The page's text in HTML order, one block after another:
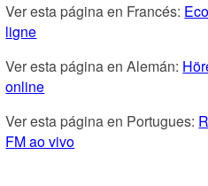
Ver esta página en Francés:
ligne
Ver esta página en Alemán:
online
Ver esta página en Portugues:
FM ao vivo